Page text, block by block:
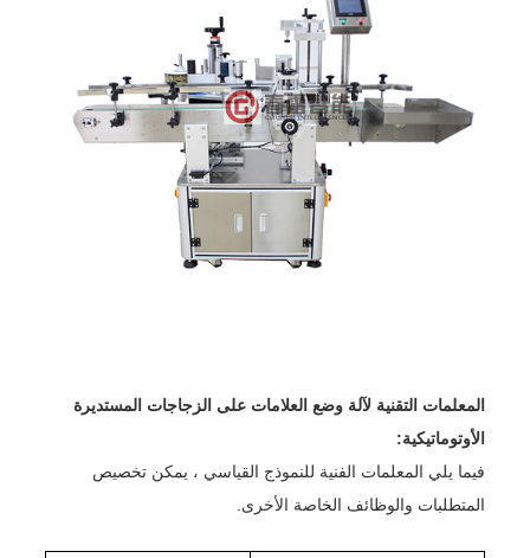
المعلمات التقنية لآلة وضع العلامات على الزجاجات المستديرة
الأوتوماتيكية:
فيما يلي المعلمات الفنية للنموذج القياسي ، يمكن تخصيص
المتطلبات والوظائف الخاصة الأخرى.